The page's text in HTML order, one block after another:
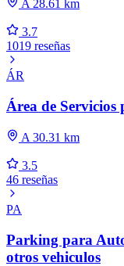
A 28.61 km
3.7
1019 reseñas
ÁR
Área de
A 30.31 km
3.5
46 reseñas
PA
Parking para
otros vehiculos